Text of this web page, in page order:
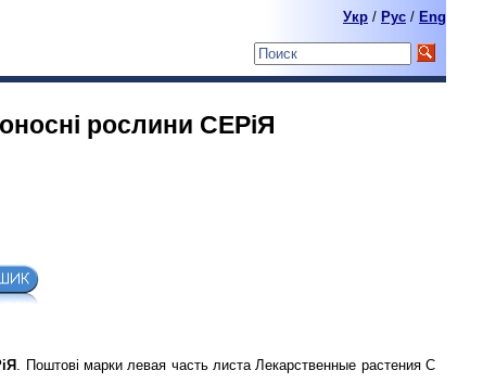
Укр / Pyc / Eng
рослини СЕРiЯ
. Поштові марки левая часть листа Лекарственные растения С